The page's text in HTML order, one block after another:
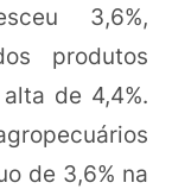
3,6%,
produtos
de 4,4%.
de 3,6% na